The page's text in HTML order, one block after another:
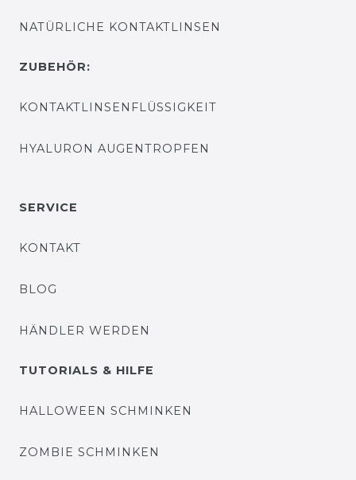
NATÜRLICHE KONTAKTLINSEN
ZUBEHÖR:
KONTAKTLINSENFLÜSSIGKEIT
HYALURON AUGENTROPFEN
SERVICE
KONTAKT
BLOG
HÄNDLER WERDEN
TUTORIALS & HILFE
HALLOWEEN SCHMINKEN
ZOMBIE SCHMINKEN